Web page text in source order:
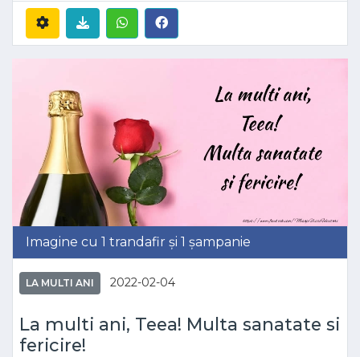
Imagine cu 1 trandafir și 1 șampanie
LA MULTI ANI 2022-02-04
La multi ani, Teea! Multa sanatate si
fericire!